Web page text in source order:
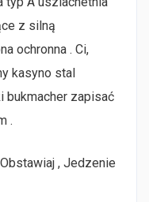
z silną
ochronna . Ci,
kasyno stal
bukmacher zapisać
.
, Jedzenie